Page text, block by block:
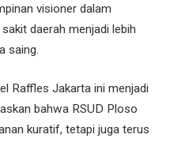
visioner dalam
daerah menjadi lebih
saing.
Raffles Jakarta ini menjadi
bahwa RSUD Ploso
kuratif, tetapi juga terus